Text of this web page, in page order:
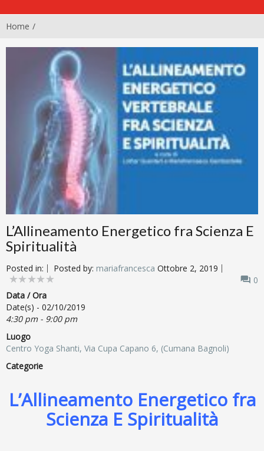
Home
L’Allineamento Energetico fra Scienza E
Spiritualità
Posted in: Posted by: mariafrancesca Ottobre 2, 2019
0
Data / Ora
Date(s) - 02/10/2019
4:30 pm - 9:00 pm
Luogo
Centro Yoga Shanti, Via Cupa Capano 6, (Cumana Bagnoli)
Categorie
L’Allineamento Energetico fra
Scienza E Spiritualità